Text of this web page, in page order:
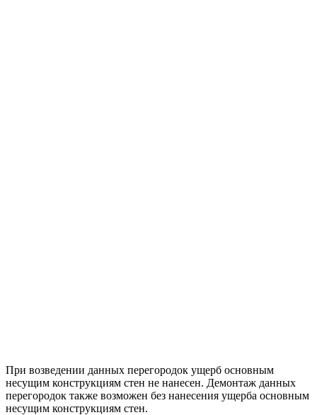
При возведении данных перегородок ущерб основным
несущим конструкциям стен не нанесен. Демонтаж данных
перегородок также возможен без нанесения ущерба основным
несущим конструкциям стен.